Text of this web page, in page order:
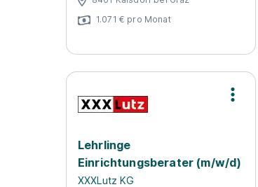
1.071 € pro Monat
Lehrlinge
Einrichtungsberater (m/w/d)
XXXLutz KG